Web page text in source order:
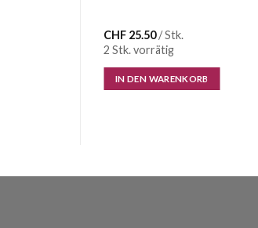
CHF 25.50/ Stk.
2 Stk. vorrätig
IN DEN WARENKORB